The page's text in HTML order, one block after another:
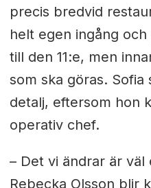
precis bredvid
helt egen ingång
till den 11:e, men
som ska göras.
detalj, eftersom hon
operativ chef.
– Det vi ändrar är
Rebecka Olsson blir